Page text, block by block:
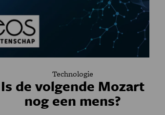
Technologie
Is de volgende Mozart
nog een mens?